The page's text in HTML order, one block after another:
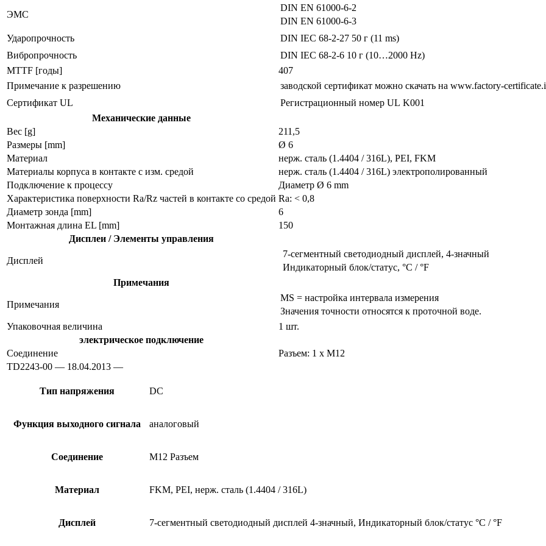
ЭMC
DIN EN 61000-6-2
DIN EN 61000-6-3
Ударопрочность
DIN IEC 68-2-27 50 г (11 ms)
Вибропрочность
DIN IEC 68-2-6 10 г (10…2000 Hz)
MTTF [годы]
407
Примечание к разрешению
заводской сертификат можно скачать на www.factory-
Сертификат UL
Регистрационный номер UL K001
Механические данные
Вес [g]
211,5
Размеры [mm]
Ø 6
Материал
нерж. сталь (1.4404 / 316L), PEI, FKM
Материалы корпуса в контакте с изм. средой
нерж. сталь (1.4404 / 316L) электрополированный
Подключение к процессу
Диаметр Ø 6 mm
Характеристика поверхности Ra/Rz частей в контакте со средой Ra: < 0,8
Диаметр зонда [mm]
6
Монтажная длина EL [mm]
150
Дисплеи / Элементы управления
Дисплей
7-сегментный светодиодный дисплей, 4-значный
Индикаторный блок/статус, °C / °F
Примечания
Примечания
MS = настройка интервала измерения
Значения точности относятся к проточной воде.
Упаковочная величина
1 шт.
электрическое подключение
Соединение
Разъем: 1 x M12
TD2243-00 — 18.04.2013 —
Тип напряжения DC
Функция выходного сигнала аналоговый
Соединение M12 Разъем
Материал FKM, PEI, нерж. сталь (1.4404 / 316L)
Дисплей 7-сегментный светодиодный дисплей 4-значный, Индикаторный блок/статус °C / °F